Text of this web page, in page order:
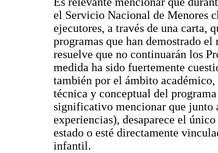
el Servicio Nacional de Menores
ejecutores, a través de una carta,
programas que han demostrado
resuelve que no continuarán los
medida ha sido fuertemente
también por el ámbito
técnica y conceptual del
significativo mencionar que junto
experiencias), desaparece el
estado o esté directamente
infantil.